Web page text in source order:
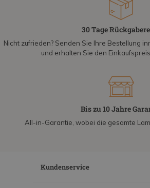
30 Tage
Nicht zufrieden? Senden Sie Ihre Bestellung
und erhalten Sie den
Bis zu 10 Jahre
All-in-Garantie, wobei die gesamte
Kundenservice